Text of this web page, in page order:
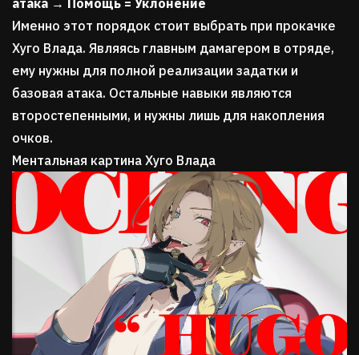
Именно этот порядок стоит выбрать при прокачке
Хуго Влада. Являясь главным дамагером в отряде,
ему нужны для полной реализации задатки и
базовая атака. Остальные навыки являются
второстепенными, и нужны лишь для накопления
очков.
Ментальная картина Хуго Влада